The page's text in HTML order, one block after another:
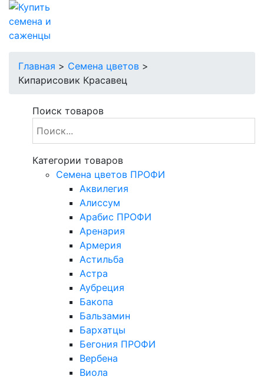
Главная > Семена цветов >
Кипарисовик Красавец
Поиск товаров
Категории товаров
Cемена цветов ПРОФИ
Аквилегия
Алиссум
Арабис ПРОФИ
Аренария
Армерия
Астильба
Астра
Аубреция
Бакопа
Бальзамин
Бархатцы
Бегония ПРОФИ
Вербена
Виола